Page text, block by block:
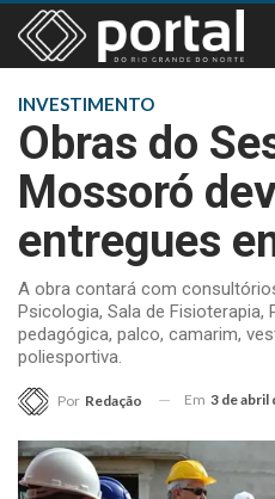
INVESTIMENTO
Obras do
Mossoró
entregues
A obra contará com
Psicologia, Sala de Fisioterapia,
pedagógica, palco, camarim,
poliesportiva.
Por Redação Em 3 de abril